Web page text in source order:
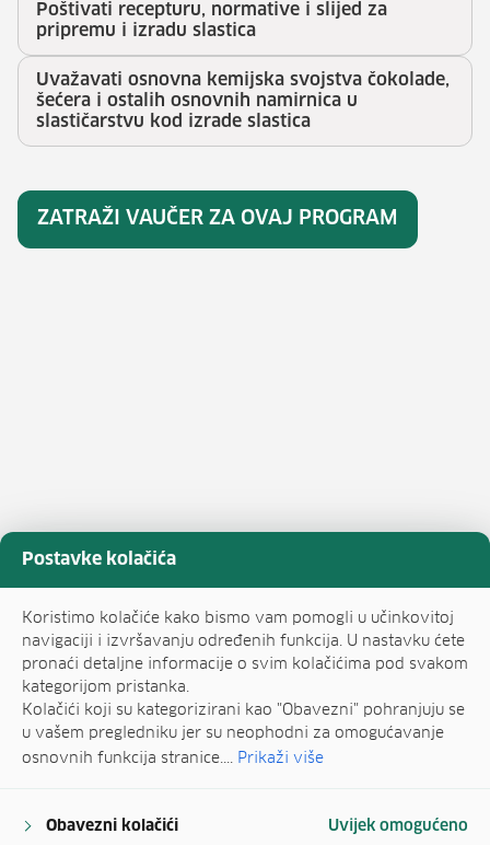
Postavke kolačića
Koristimo kolačiće kako bismo vam pomogli u učinkovitoj
navigaciji i izvršavanju određenih funkcija. U nastavku ćete
pronaći detaljne informacije o svim kolačićima pod svakom
kategorijom pristanka.
Kolačići koji su kategorizirani kao "Obavezni" pohranjuju se
u vašem pregledniku jer su neophodni za omogućavanje
osnovnih funkcija stranice.... Prikaži više
Obavezni kolačići Uvijek omogućeno
Poštivati recepturu, normative i slijed za
pripremu i izradu slastica
Uvažavati osnovna kemijska svojstva čokolade,
šećera i ostalih osnovnih namirnica u
slastičarstvu kod izrade slastica
ZATRAŽI VAUČER ZA OVAJ PROGRAM